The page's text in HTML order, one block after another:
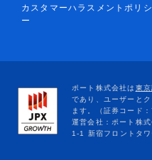
カスタマーハラスメントポリシ
ー